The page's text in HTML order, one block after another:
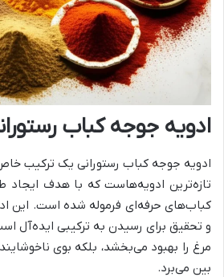
ادویه جوجه کباب
ادویه جوجه کباب رستورانی یک ترکیب
تازه‌ترین ادویه‌هاست که با هدف
کباب‌های حرفه‌ای فرموله شده است. این
و تحقیق برای رسیدن به ترکیبی ایده‌آل
مرغ را بهبود می‌بخشد، بلکه بوی
بین می‌برد.